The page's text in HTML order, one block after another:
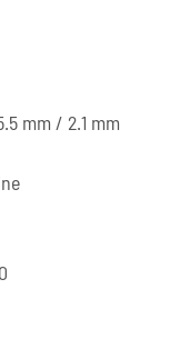
mm / 2.1 mm